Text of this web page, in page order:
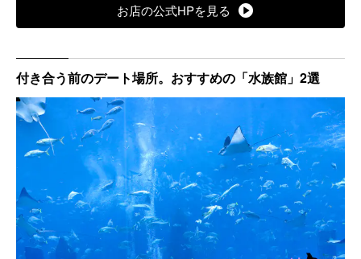
お店の公式HPを見る
付き合う前のデート場所。おすすめの「水族館」2選